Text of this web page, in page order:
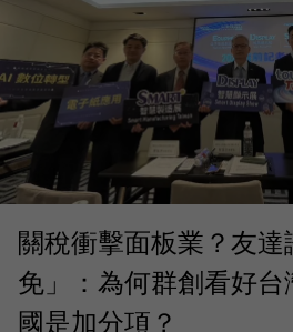
關稅衝擊面板業？友
免」：為何群創看好
國是加分項？